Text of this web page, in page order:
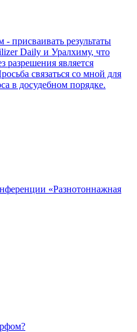
присваивать результаты
Daily и Уралхиму, что
разрешения является
связаться со мной для
в досудебном порядке.
«Разнотоннажная